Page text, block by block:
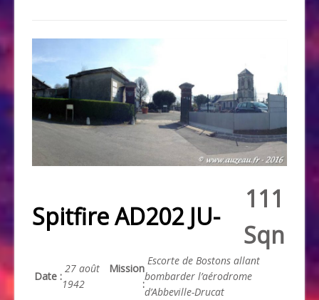
Spitfire AD202 JU-
111
Sqn
Date :
27 août
1942
Mission
:
Escorte de Bostons allant
bombarder l’aérodrome
d’Abbeville-Drucat